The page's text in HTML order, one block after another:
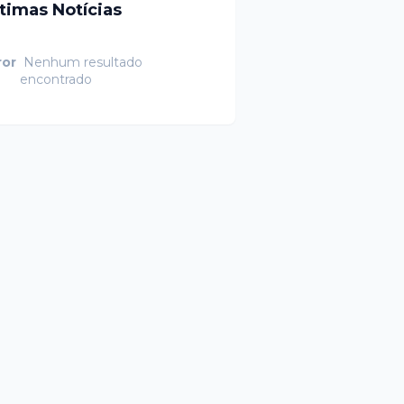
Notícias
Nenhum resultado
encontrado